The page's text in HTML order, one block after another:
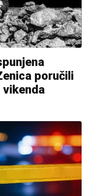
poručili
vikenda